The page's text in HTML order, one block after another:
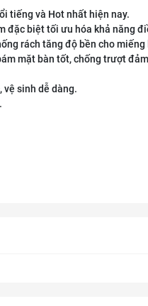
tiếng và Hot nhất hiện nay.
đặc biệt tối ưu hóa khả năng
rách tăng độ bền cho miếng
mặt bàn tốt, chống trượt
vệ sinh dễ dàng.